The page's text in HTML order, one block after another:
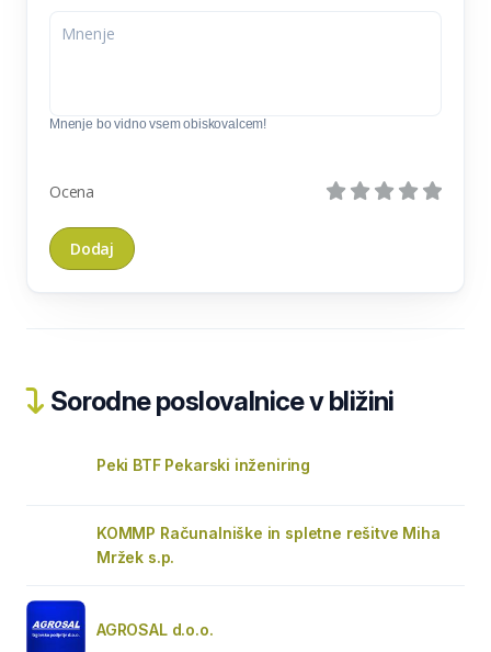
Mnenje bo vidno vsem obiskovalcem!
Ocena
Sorodne poslovalnice v bližini
Peki BTF Pekarski inženiring
KOMMP Računalniške in spletne rešitve Miha
Mržek s.p.
AGROSAL d.o.o.